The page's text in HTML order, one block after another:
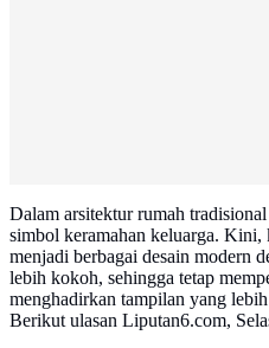
Dalam arsitektur rumah
simbol keramahan keluarga. Kini,
menjadi berbagai desain modern
lebih kokoh, sehingga tetap
menghadirkan tampilan yang
Berikut ulasan Liputan6.com,